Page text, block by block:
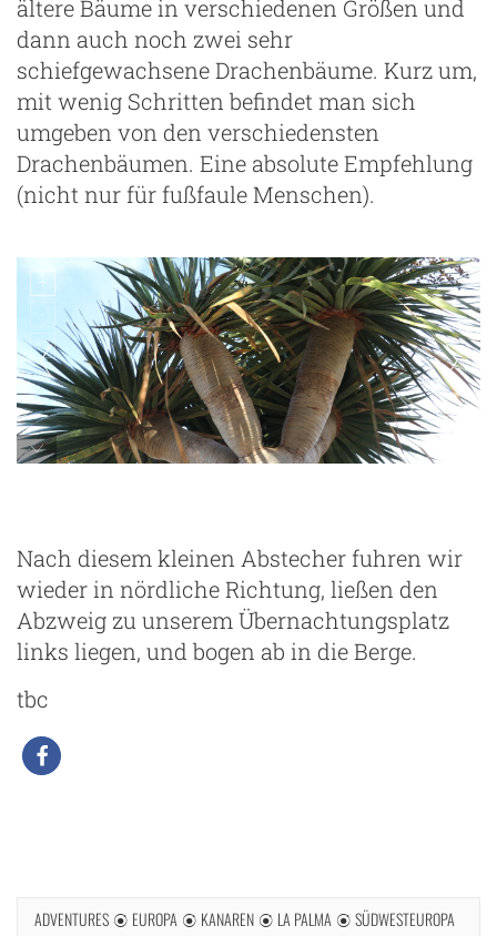
ältere Bäume in verschiedenen Größen und
dann auch noch zwei sehr
schiefgewachsene Drachenbäume. Kurz um,
mit wenig Schritten befindet man sich
umgeben von den verschiedensten
Drachenbäumen. Eine absolute Empfehlung
(nicht nur für fußfaule Menschen).
Nach diesem kleinen Abstecher fuhren wir
wieder in nördliche Richtung, ließen den
Abzweig zu unserem Übernachtungsplatz
links liegen, und bogen ab in die Berge.
tbc
ADVENTURES EUROPA KANAREN LA PALMA SÜDWESTEUROPA